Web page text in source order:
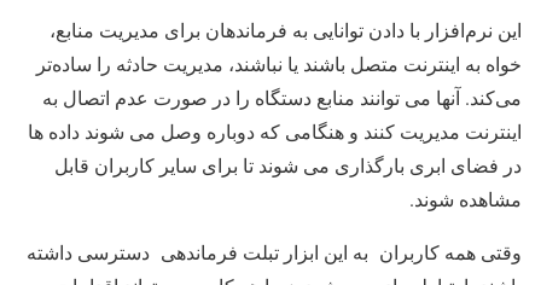
این نرم‌افزار با دادن توانایی به فرماندهان برای مدیریت منابع،
خواه به اینترنت متصل باشند یا نباشند، مدیریت حادثه را ساده‌تر
می‌کند. آنها می توانند منابع دستگاه را در صورت عدم اتصال به
اینترنت مدیریت کنند و هنگامی که دوباره وصل می شوند داده ها
در فضای ابری بارگذاری می شوند تا برای سایر کاربران قابل
مشاهده شوند.
وقتی همه کاربران به این ابزار تبلت فرماندهی دسترسی داشته